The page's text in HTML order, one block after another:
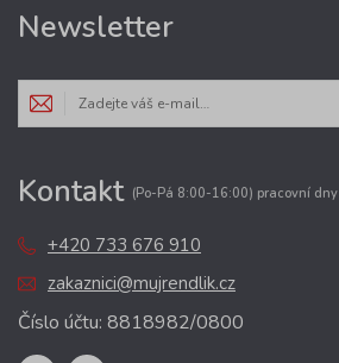
Newsletter
Kontakt (Po-Pá 8:00-16:00) pracovní dny
+420 733 676 910
zakaznici@mujrendlik.cz
Číslo účtu: 8818982/0800